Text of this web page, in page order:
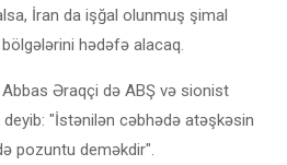
İran da işğal olunmuş şimal
hədəfə alacaq.
Əraqçi də ABŞ və sionist
deyib: "İstənilən cəbhədə atəşkəsin
pozuntu deməkdir".